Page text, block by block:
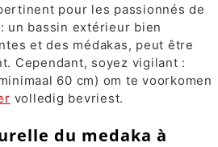
pour les passionnés de
un bassin extérieur bien
et des médakas, peut être
Cependant, soyez vigilant :
60 cm) om te voorkomen
volledig bevriest.
du medaka à